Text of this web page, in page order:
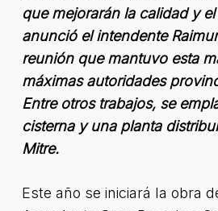
que mejorarán la calidad y
anunció el intendente
reunión que mantuvo esta
máximas autoridades
Entre otros trabajos, se
cisterna y una planta
Mitre.
Este año se iniciará la obra